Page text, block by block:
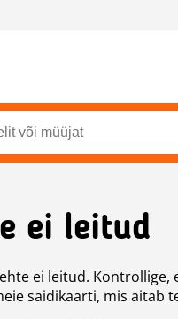
ei leitud
ei leitud. Kontrollige,
saidikaarti, mis aitab